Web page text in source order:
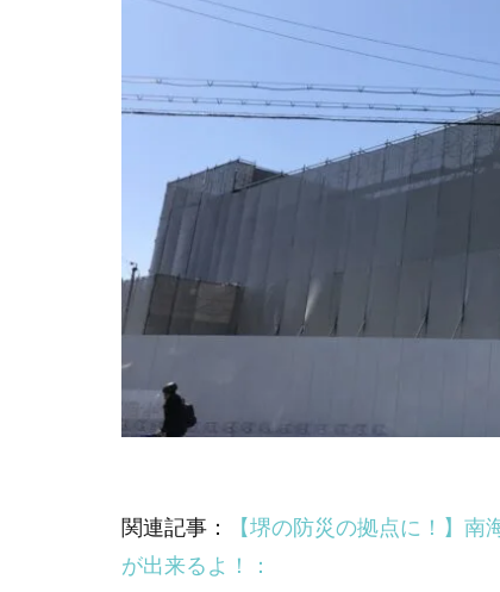
関連記事：
【堺の防災の拠点に！】
が出来るよ！：